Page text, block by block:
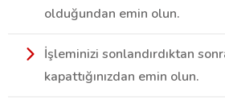
olduğundan emin olun.
İşleminizi sonlandırdıktan
kapattığınızdan emin olun.